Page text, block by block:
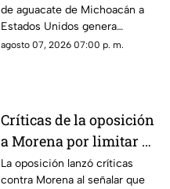
Unidos al aguacate de
Michoacán
de aguacate de Michoacán a
Estados Unidos genera
pérdidas millonarias.
agosto 07, 2026 07:00 p. m.
Críticas de la oposición
a Morena por limitar el
debate político
La oposición lanzó críticas
contra Morena al señalar que